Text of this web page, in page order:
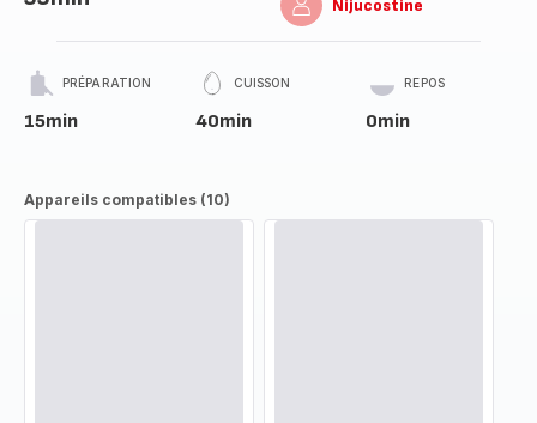
Nijucostine
PRÉPARATION
15min
CUISSON
40min
REPOS
0min
Appareils compatibles (10)